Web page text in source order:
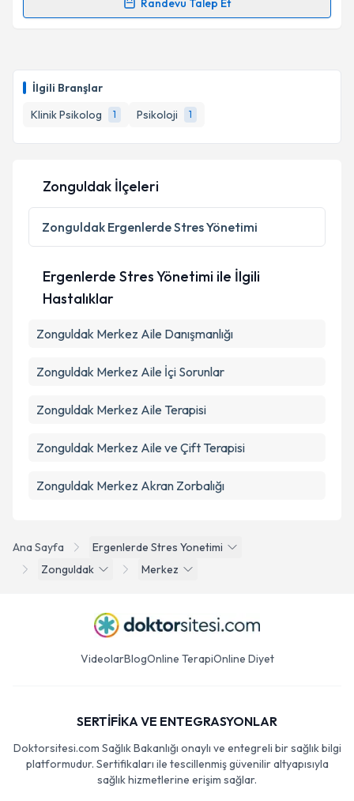
İlgili Branşlar
Klinik Psikolog
1 Psikoloji 1
Randevu Talep Et
Randevu Takvimi Talebi
almanız için bir takvim hazırlandığında e-posta ile
bilgilendireceğiz.
E-posta Adresiniz
Kişisel verilerimin işlenmesine ilişkin
Aydınlatma
Metni'ni okudum ve kişisel verilerimin belirtilen
Ana Sayfa
Ergenlerde Stres Yonetimi
Zonguldak
Merkez
Zonguldak İlçeleri
Zonguldak Ergenlerde Stres Yönetimi
Ergenlerde Stres Yönetimi ile İlgili
Hastalıklar
Zonguldak Merkez Aile Danışmanlığı
Zonguldak Merkez Aile İçi Sorunlar
Zonguldak Merkez Aile Terapisi
Zonguldak Merkez Aile ve Çift Terapisi
Zonguldak Merkez Akran Zorbalığı
VideolarBlogOnline TerapiOnline Diyet
SERTİFİKA VE ENTEGRASYONLAR
Doktorsitesi.com Sağlık Bakanlığı onaylı ve entegreli bir sağlık bilgi
platformudur. Sertifikaları ile tescillenmiş güvenilir altyapısıyla
sağlık hizmetlerine erişim sağlar.